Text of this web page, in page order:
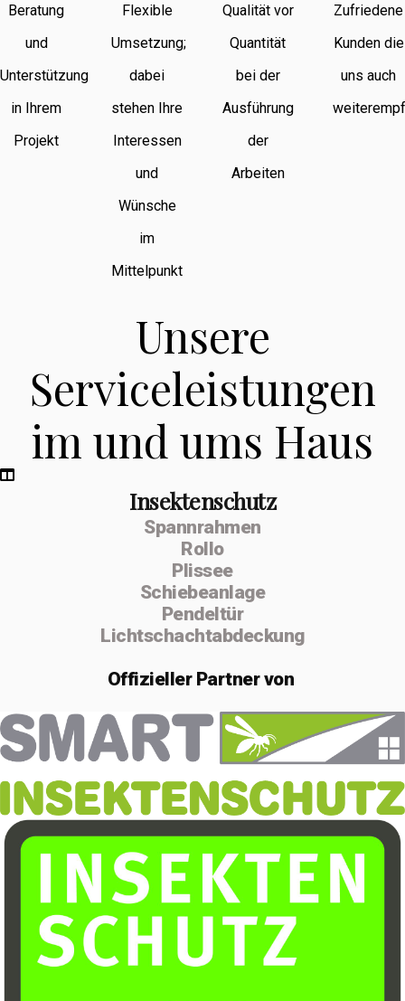
Beratung
und
Unterstützung
in Ihrem
Projekt
Flexible
Umsetzung;
dabei
stehen Ihre
Interessen
und
Wünsche
im
Mittelpunkt
Qualität vor
Quantität
bei der
Ausführung
der
Arbeiten
Zufriedene
Kunden die
uns auch
Unsere
Serviceleistungen
im und ums Haus
Insektenschutz
Spannrahmen
Rollo
Plissee
Schiebeanlage
Pendeltür
Lichtschachtabdeckung
OffiziellerPartner von